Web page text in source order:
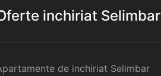
inchiriat Selimbar
de inchiriat Selimbar